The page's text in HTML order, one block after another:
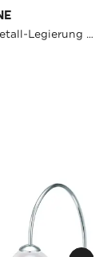
Armband Metall-Legierung OneColor